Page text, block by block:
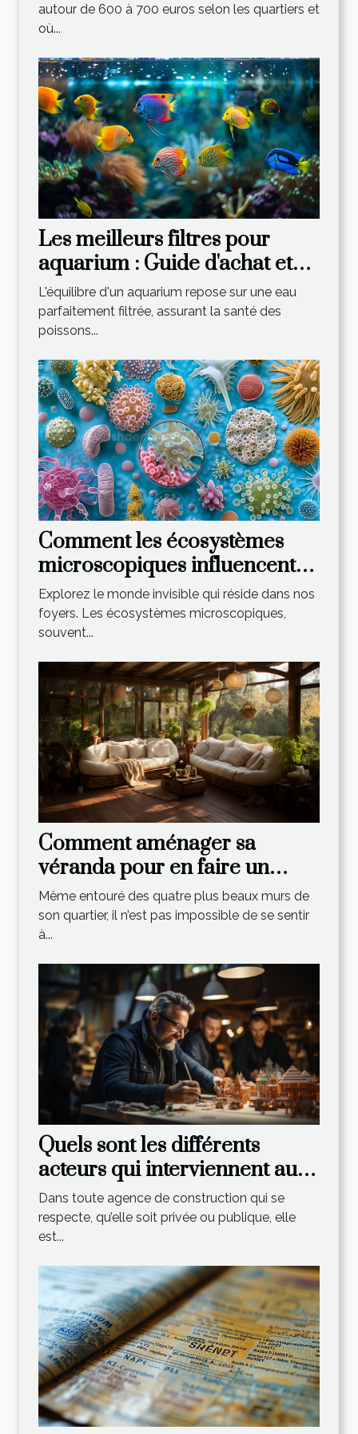
autour de 600 à 700 euros selon les quartiers et
où...
Les meilleurs filtres pour
aquarium : Guide d'achat et
conseils
L'équilibre d'un aquarium repose sur une eau
parfaitement filtrée, assurant la santé des
poissons...
Comment les écosystèmes
microscopiques influencent-
ils notre environnement
domestique ?
Explorez le monde invisible qui réside dans nos
foyers. Les écosystèmes microscopiques,
souvent...
Comment aménager sa
véranda pour en faire un
espace de vie relaxant ?
Même entouré des quatre plus beaux murs de
son quartier, il n’est pas impossible de se sentir
à...
Quels sont les différents
acteurs qui interviennent au
sein d’une agence de
construction ?
Dans toute agence de construction qui se
respecte, qu’elle soit privée ou publique, elle
est...